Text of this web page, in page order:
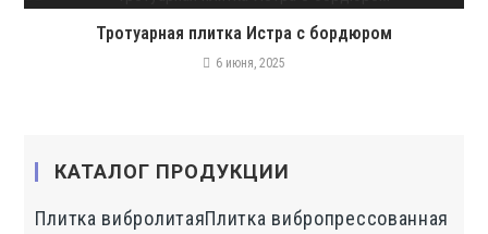
Тротуарная плитка Истра с бордюром
6 июня, 2025
КАТАЛОГ ПРОДУКЦИИ
Плитка вибролитаяПлитка вибропрессованная